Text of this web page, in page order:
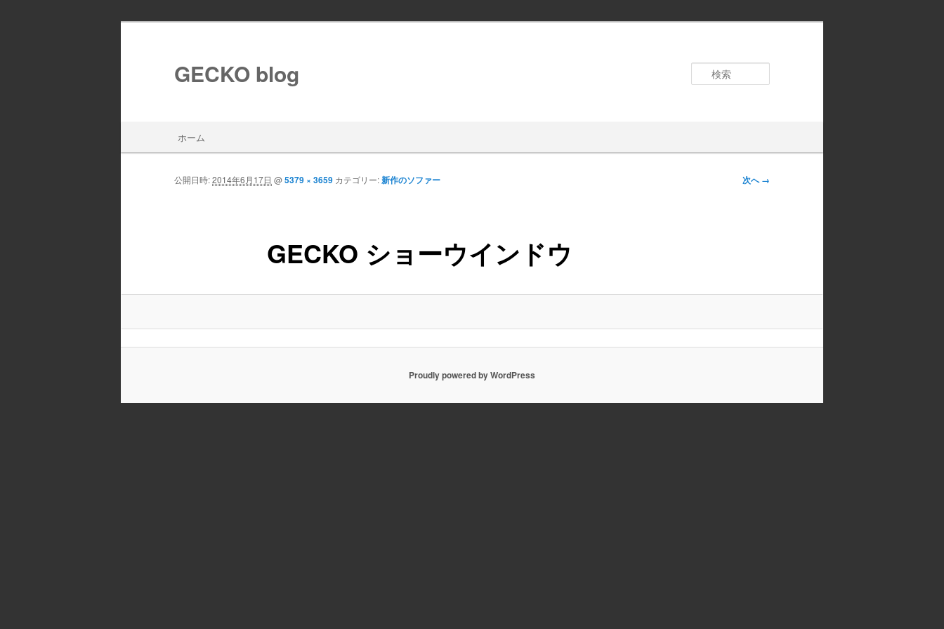
GECKO blog
メインコンテンツへ移動
サブコンテンツへ移動
ホーム
画像ナ
次へ →
GECKO ショーウインドウ
公開日時:2014年6月17日 @5379 × 3659 カテゴリー:新作のソファー
Proudly powered by WordPress